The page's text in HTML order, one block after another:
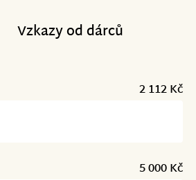
Vzkazy od dárců
2 112 Kč
5 000 Kč